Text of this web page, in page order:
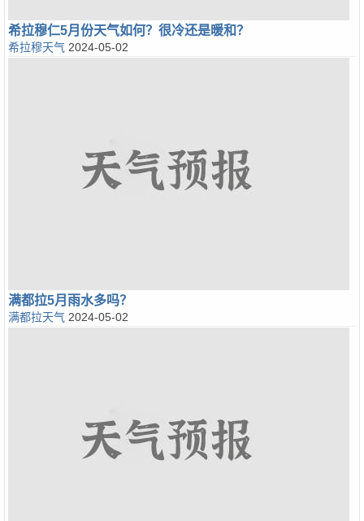
希拉穆仁5月份天气如何？很冷还是暖和？
希拉穆天气 2024-05-02
满都拉5月雨水多吗？
满都拉天气 2024-05-02